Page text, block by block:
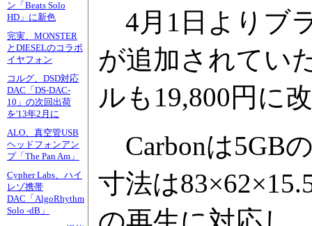
ン「Beats Solo
HD」に新色
完実、MONSTER
とDIESELのコラボ
イヤフォン
コルグ、DSD対応
DAC「DS-DAC-
10」の次回出荷
を'13年2月に
ALO、真空管USB
ヘッドフォンアン
プ「The Pan Am」
Cypher Labs、ハイ
レゾ携帯
DAC「AlgoRhythm
Solo -dB」
4月1日よりブ
が追加されてい
ルも19,800円に
Carbonは5GB
寸法は